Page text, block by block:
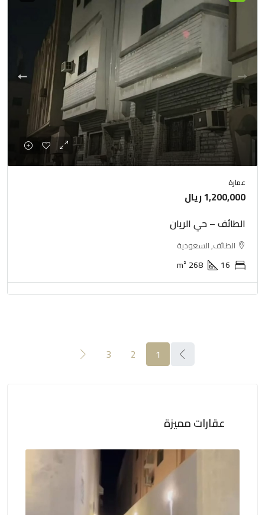
عمارة
1,200,000 ريال
الطائف – حي الريان
الطائف, السعودية
16
268
m²
1
2
3
عقارات مميزة